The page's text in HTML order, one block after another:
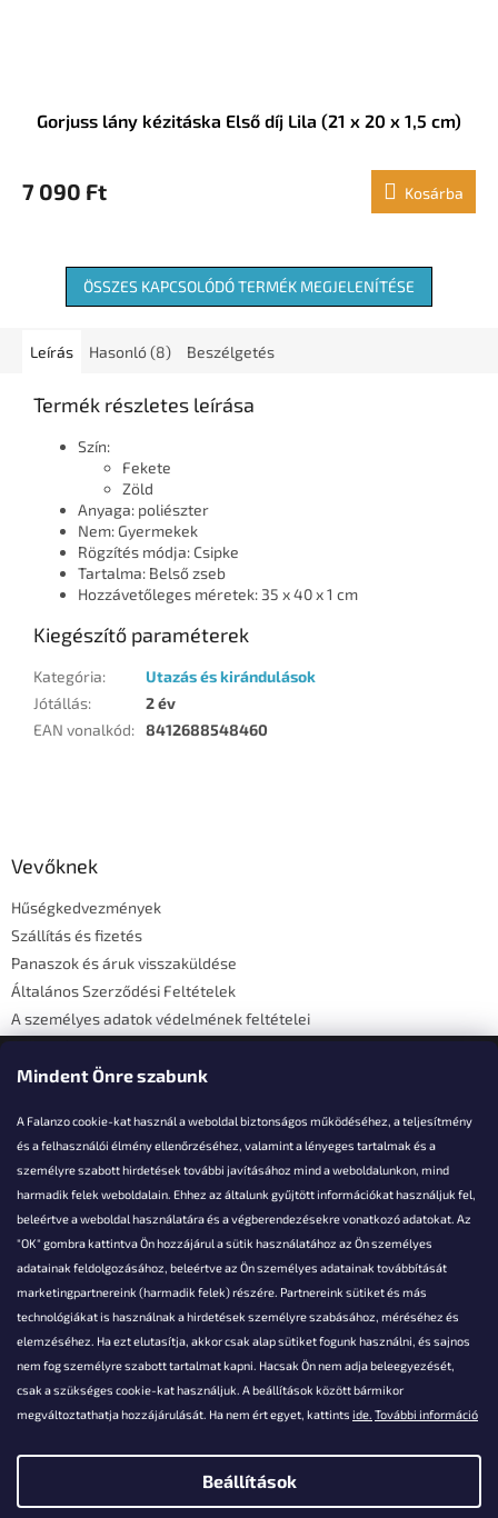
Mindent Önre szabunk
A Falanzo cookie-kat használ a weboldal biztonságos működéséhez, a teljesítmény
és a felhasználói élmény ellenőrzéséhez, valamint a lényeges tartalmak és a
személyre szabott hirdetések további javításához mind a weboldalunkon, mind
harmadik felek weboldalain. Ehhez az általunk gyűjtött információkat használjuk fel,
beleértve a weboldal használatára és a végberendezésekre vonatkozó adatokat. Az
"OK" gombra kattintva Ön hozzájárul a sütik használatához az Ön személyes
adatainak feldolgozásához, beleértve az Ön személyes adatainak továbbítását
marketingpartnereink (harmadik felek) részére. Partnereink sütiket és más
technológiákat is használnak a hirdetések személyre szabásához, méréséhez és
elemzéséhez. Ha ezt elutasítja, akkor csak alap sütiket fogunk használni, és sajnos
nem fog személyre szabott tartalmat kapni. Hacsak Ön nem adja beleegyezését,
csak a szükséges cookie-kat használjuk. A beállítások között bármikor
megváltoztathatja hozzájárulását. Ha nem ért egyet, kattints ide. További információ
Beállítások
Gorjuss lány kézitáska Első díj Lila (21 x 20 x 1,5 cm)
7 090 Ft Kosárba
ÖSSZES KAPCSOLÓDÓ TERMÉK MEGJELENÍTÉSE
Leírás Hasonló (8) Beszélgetés
Termék részletes leírása
Szín:
Fekete
Zöld
Anyaga: poliészter
Nem: Gyermekek
Rögzítés módja: Csipke
Tartalma: Belső zseb
Hozzávetőleges méretek: 35 x 40 x 1 cm
Kiegészítő paraméterek
Kategória:
Utazás és kirándulások
Jótállás:
2 év
EAN vonalkód: 8412688548460
Vevőknek
Hűségkedvezmények
Szállítás és fizetés
Panaszok és áruk visszaküldése
Általános Szerződési Feltételek
A személyes adatok védelmének feltételei
Elérhetőségi adatok
Akarsz kérdezni valamit?
info@falanzo.hu